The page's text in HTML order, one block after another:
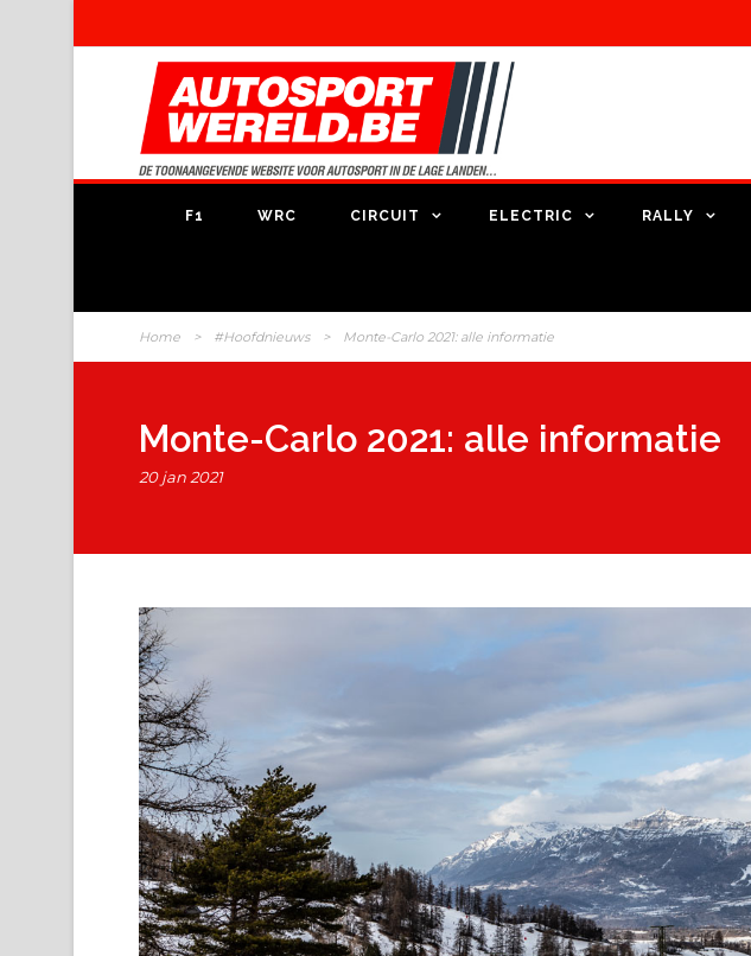
F1 WRC CIRCUIT ELECTRIC RALLY
Home > #Hoofdnieuws > Monte-Carlo 2021: alle informatie
Monte-Carlo 2021: alle informatie
20 jan 2021